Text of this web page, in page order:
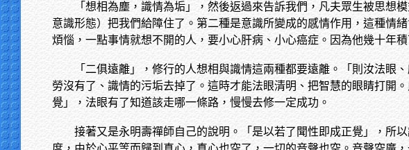
「想相為塵，識情為垢」，然後返過來告訴我們，凡夫眾生被思想
意識形態）把我們給障住了。第二種是意識所變成的感情作用，這種情
煩惱，一點事情就想不開的人，要小心肝病、小心癌症。因為他幾十年
「二俱遠離」，修行的人想相與識情這兩種都要遠離。「則汝法
勞沒有了、識情的污垢去掉了。這時才能法眼清明、把智慧的眼睛打開
覺」，法眼有了知道該走哪一條路，慢慢去修一定成功。
接著又是永明壽禪師自己的說明。「是以若了聞性即成正覺」，所